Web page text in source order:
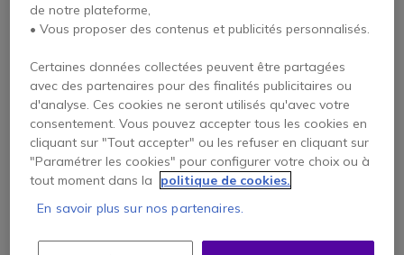
Wouxun KG-968 Pro
Voir le produit
remplaçant
de notre plateforme,
• Vous proposer des contenus et publicités personnalisés.
Certaines données collectées peuvent être partagées
avec des partenaires pour des finalités publicitaires ou
d'analyse. Ces cookies ne seront utilisés qu'avec votre
consentement. Vous pouvez accepter tous les cookies en
cliquant sur "Tout accepter" ou les refuser en cliquant sur
"Paramétrer les cookies" pour configurer votre choix ou à
tout moment dans la
politique de cookies.
En savoir plus sur nos partenaires.